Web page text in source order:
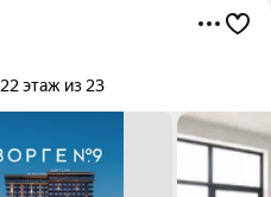
22 этаж из 23